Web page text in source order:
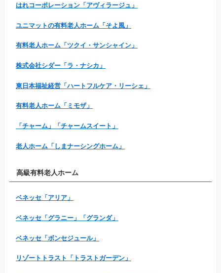
はれコーポレーション「アヴィラージュ」
ユニマットの有料老人ホーム「そよ風」
有料老人ホーム「ツクイ・サンシャイン」
株式会社シダー「ラ・ナシカ」
東日本福祉経営「ハートフルケア・リーシェ」
有料老人ホーム「ミモザ」
「チャーム」「チャームスイート」
老人ホーム「しまナーシングホーム」
高級有料老人ホーム
ベネッセ「アリア」
ベネッセ「グラニー」「グランダ」
ベネッセ「ボンセジュール」
リゾートトラスト「トラストガーデン」